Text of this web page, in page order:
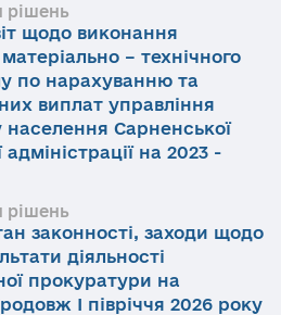
рішень
щодо виконання
– технічного
по нарахуванню та
виплат управління
населення Сарненської
на 2023 -
рішень
законності, заходи щодо
діяльності
прокуратури на
І півріччя 2026 року